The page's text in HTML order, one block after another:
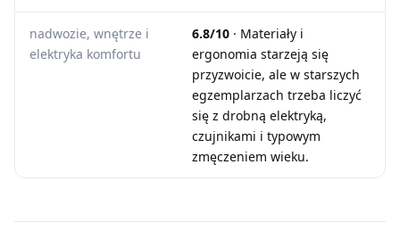
nadwozie, wnętrze i
elektryka komfortu
6.8/10 · Materiały i
ergonomia starzeją się
przyzwoicie, ale w starszych
egzemplarzach trzeba liczyć
się z drobną elektryką,
czujnikami i typowym
zmęczeniem wieku.